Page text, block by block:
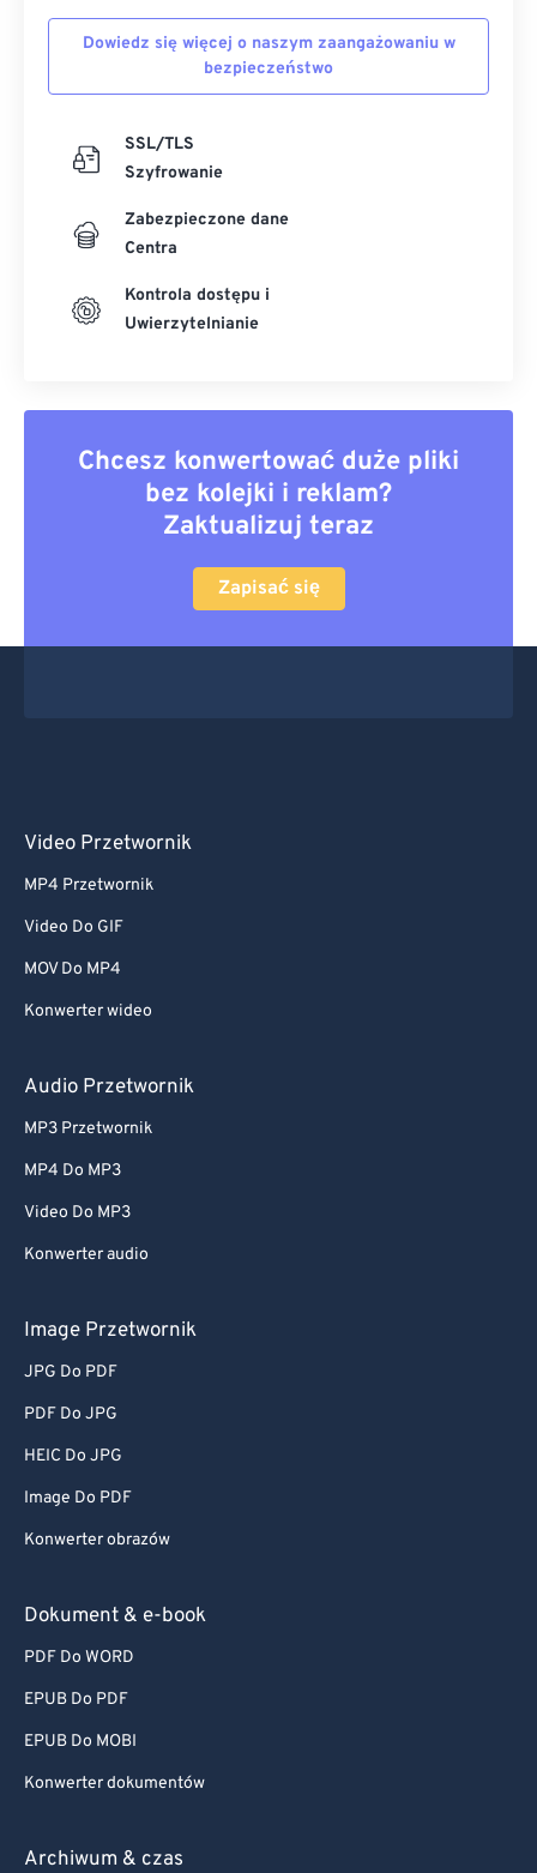
Dowiedz się więcej o naszym zaangażowaniu w
bezpieczeństwo
SSL/TLS
Szyfrowanie
Zabezpieczone dane
Centra
Kontrola dostępu i
Uwierzytelnianie
Chcesz konwertować duże pliki
bez kolejki i reklam?
Zaktualizuj teraz
Zapisać się
Video Przetwornik
MP4 Przetwornik
Video Do GIF
MOV Do MP4
Konwerter wideo
Audio Przetwornik
MP3 Przetwornik
MP4 Do MP3
Video Do MP3
Konwerter audio
Image Przetwornik
JPG Do PDF
PDF Do JPG
HEIC Do JPG
Image Do PDF
Konwerter obrazów
Dokument & e-book
PDF Do WORD
EPUB Do PDF
EPUB Do MOBI
Konwerter dokumentów
Archiwum & czas